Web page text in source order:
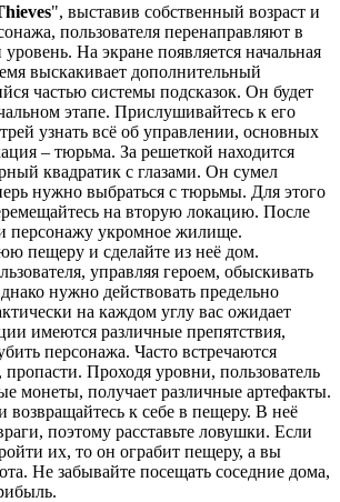
", выставив собственный возраст и
пользователя перенаправляют в
На экране появляется начальная
выскакивает дополнительный
частью системы подсказок. Он будет
этапе. Прислушивайтесь к его
узнать всё об управлении, основных
– тюрьма. За решеткой находится
квадратик с глазами. Он сумел
нужно выбраться с тюрьмы. Для этого
на вторую локацию. После
персонажу укромное жилище.
пещеру и сделайте из неё дом.
управляя героем, обыскивать
нужно действовать предельно
на каждом углу вас ожидает
имеются различные препятствия,
персонажа. Часто встречаются
Проходя уровни, пользователь
монеты, получает различные артефакты.
возвращайтесь к себе в пещеру. В неё
поэтому расставьте ловушки. Если
их, то он ограбит пещеру, а вы
Не забывайте посещать соседние дома,